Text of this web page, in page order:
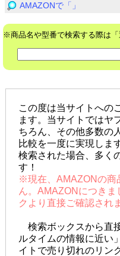
AMAZONで「」
※商品名や型番で検索する際は「
この度は当サイトへの
ます。当サイトではヤ
ちろん、その他多数の
比較を一度に実現しま
検索された場合、多く
す！
※現在、AMAZONの商
ん。AMAZONにつき
クより直接ご確認され
検索ボックスから直
ルタイムの情報に近い
イトで売り切れのリン